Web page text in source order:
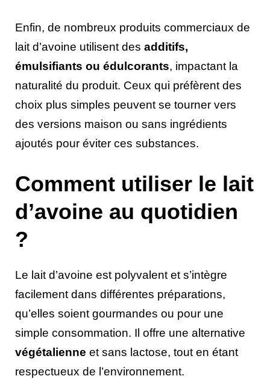
Enfin, de nombreux produits commerciaux de
lait d’avoine utilisent des additifs,
émulsifiants ou édulcorants, impactant la
naturalité du produit. Ceux qui préfèrent des
choix plus simples peuvent se tourner vers
des versions maison ou sans ingrédients
ajoutés pour éviter ces substances.
Comment utiliser le lait
d’avoine au quotidien
?
Le lait d’avoine est polyvalent et s’intègre
facilement dans différentes préparations,
qu’elles soient gourmandes ou pour une
simple consommation. Il offre une alternative
végétalienne et sans lactose, tout en étant
respectueux de l’environnement.